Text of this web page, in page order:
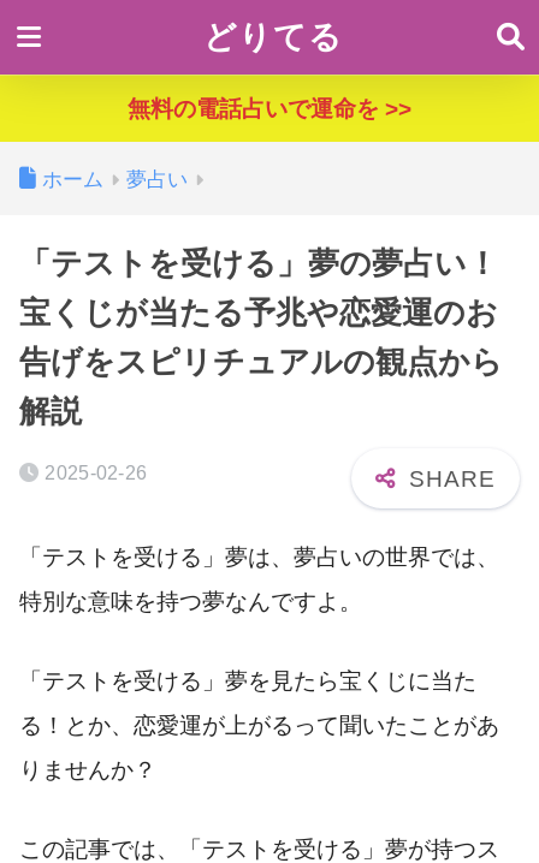
どりてる
無料の電話占いで運命を >>
ホーム 夢占い
「テストを受ける」夢の夢占い！
宝くじが当たる予兆や恋愛運のお
告げをスピリチュアルの観点から
解説
2025-02-26
「テストを受ける」夢は、夢占いの世界では、
特別な意味を持つ夢なんですよ。
「テストを受ける」夢を見たら宝くじに当た
る！とか、恋愛運が上がるって聞いたことがあ
りませんか？
この記事では、「テストを受ける」夢が持つス